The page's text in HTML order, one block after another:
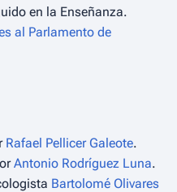
en la Enseñanza.
al Parlamento de
Rafael Pellicer Galeote.
Antonio Rodríguez Luna.
Bartolomé Olivares